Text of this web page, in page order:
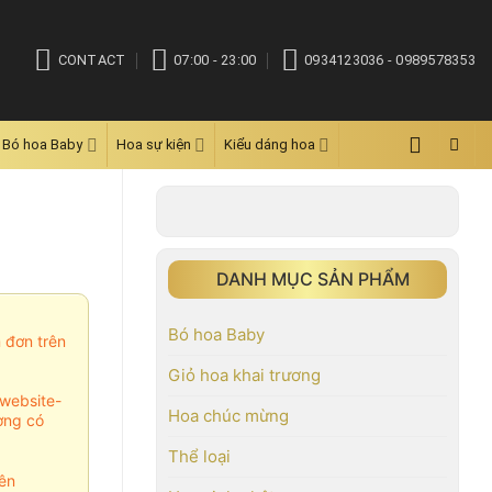
CONTACT 07:00 - 23:00 0934123036 - 0989578353
Bó hoa Baby Hoa sự kiện Kiểu dáng hoa
DANH MỤC SẢN PHẨM
Bó hoa Baby
Giỏ hoa khai trương
Hoa chúc mừng
Thể loại
đơn trên
có